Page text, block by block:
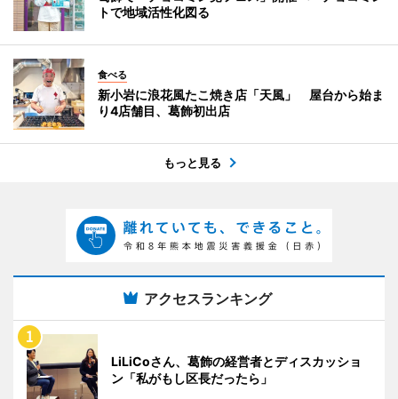
トで地域活性化図る
食べる
新小岩に浪花風たこ焼き店「天風」 屋台から始ま
り4店舗目、葛飾初出店
もっと見る
アクセスランキング
LiLiCoさん、葛飾の経営者とディスカッショ
ン「私がもし区長だったら」